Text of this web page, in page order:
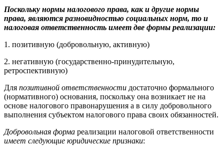
Поскольку нормы налогового права, как и другие нормы
права, являются разновидностью социальных норм, то и
налоговая ответственность имеет две формы реализации:
1. позитивную (добровольную, активную)
2. негативную (государственно-принудительную,
ретроспективную)
Для позитивной ответственности достаточно формального
(нормативного) основания, поскольку она возникает не на
основе налогового правонарушения а в силу добровольного
выполнения субъектом налогового права своих обязанностей.
Добровольная форма реализации налоговой ответственности
имеет следующие юридические признаки: